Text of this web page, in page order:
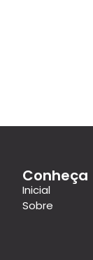
Conheça
Inicial
Sobre